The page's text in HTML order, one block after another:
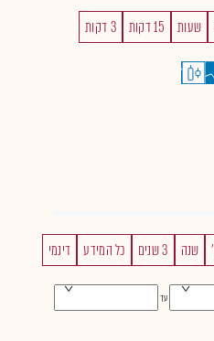
שעות 15 דקות 3 דקות
שנה 3 שנים כל המידע דינמי
עד